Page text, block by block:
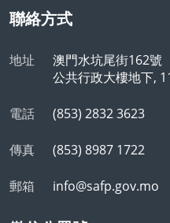
聯絡方式
地址
澳門水坑尾街162號
公共行政大樓地下,
電話 (853) 2832 3623
傳真 (853) 8987 1722
郵箱 info@safp.gov.mo